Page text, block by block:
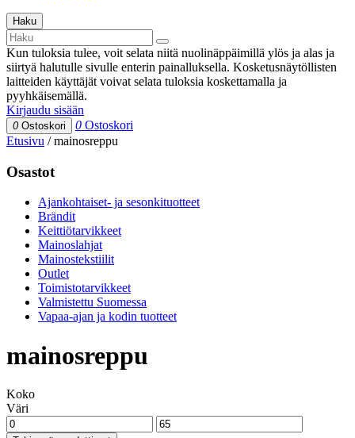
Haku
Kun tuloksia tulee, voit selata niitä nuolinäppäimillä ylös ja alas ja
siirtyä halutulle sivulle enterin painalluksella. Kosketusnäytöllisten
laitteiden käyttäjät voivat selata tuloksia koskettamalla ja
pyyhkäisemällä.
Kirjaudu sisään
0 Ostoskori 0 Ostoskori
Etusivu /mainosreppu
Osastot
Ajankohtaiset- ja sesonkituotteet
Brändit
Keittiötarvikkeet
Mainoslahjat
Mainostekstiilit
Outlet
Toimistotarvikkeet
Valmistettu Suomessa
Vapaa-ajan ja kodin tuotteet
mainosreppu
Koko
Väri